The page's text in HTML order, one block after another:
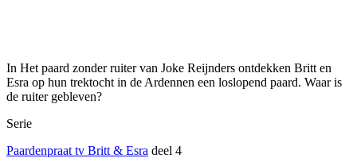
In Het paard zonder ruiter van Joke Reijnders ontdekken Britt en
Esra op hun trektocht in de Ardennen een loslopend paard. Waar is
de ruiter gebleven?
Serie
Paardenpraat tv Britt & Esra deel 4